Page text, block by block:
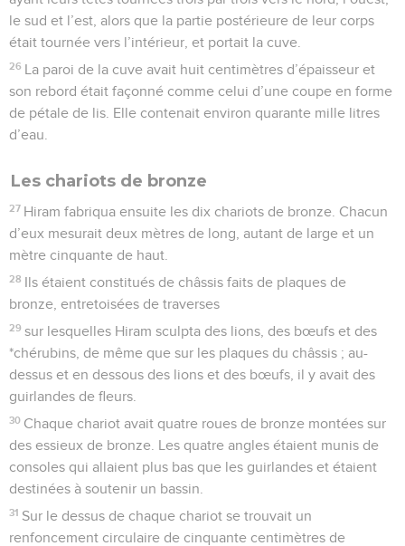
le sud et l’est, alors que la partie postérieure de leur corps
était tournée vers l’intérieur, et portait la cuve.
26 La paroi de la cuve avait huit centimètres d’épaisseur et
son rebord était façonné comme celui d’une coupe en forme
de pétale de lis. Elle contenait environ quarante mille litres
d’eau.
Les chariots de bronze
27 Hiram fabriqua ensuite les dix chariots de bronze. Chacun
d’eux mesurait deux mètres de long, autant de large et un
mètre cinquante de haut.
28 Ils étaient constitués de châssis faits de plaques de
bronze, entretoisées de traverses
29 sur lesquelles Hiram sculpta des lions, des bœufs et des
*chérubins, de même que sur les plaques du châssis ; au-
dessus et en dessous des lions et des bœufs, il y avait des
guirlandes de fleurs.
30 Chaque chariot avait quatre roues de bronze montées sur
des essieux de bronze. Les quatre angles étaient munis de
consoles qui allaient plus bas que les guirlandes et étaient
destinées à soutenir un bassin.
31 Sur le dessus de chaque chariot se trouvait un
renfoncement circulaire de cinquante centimètres de